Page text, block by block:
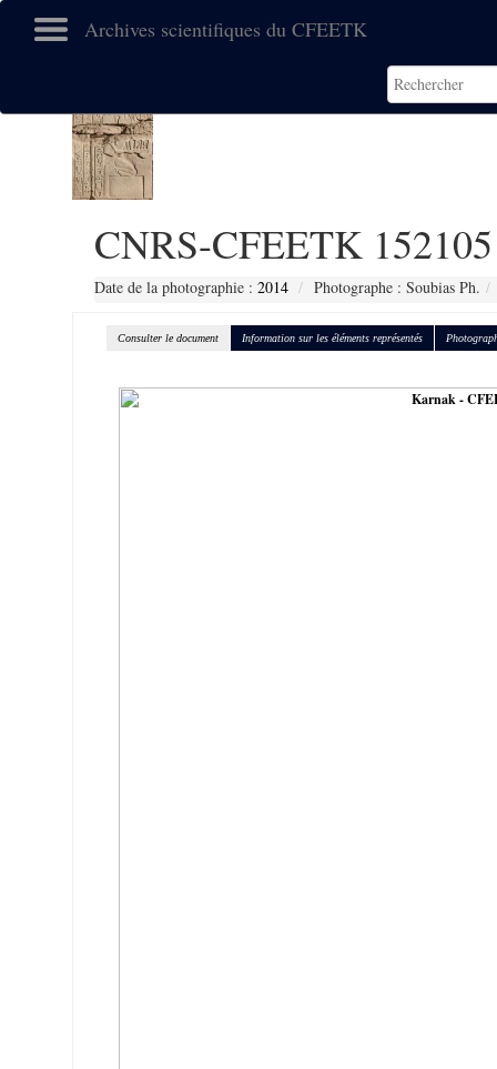
Archives scientifiques du CFEETK
CNRS-CFEETK 152105
Date de la photographie : 2014 Photographe : Soubias Ph.
Consulter le document Information sur les éléments représentés